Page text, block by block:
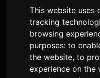
This website uses
tracking
browsing
purposes:to
the website,to
experience on the
the
ansiktene i